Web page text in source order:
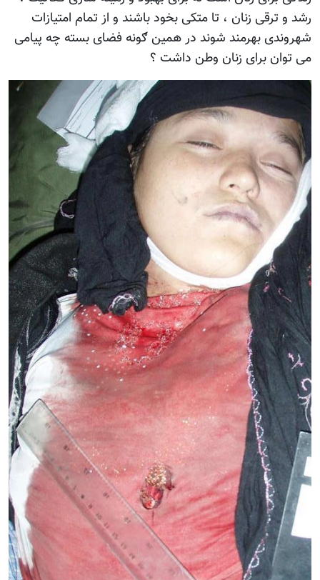
رشد و ترقی زنان ، تا متکی بخود باشند و از تمام امتیازات
شهروندی بهرمند شوند در همین ګونه فضای بسته چه پیامی
می توان برای زنان وطن داشت ؟